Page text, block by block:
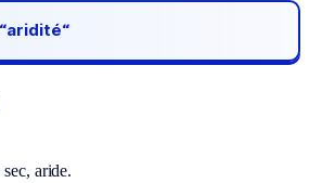
“aridité“
aride.